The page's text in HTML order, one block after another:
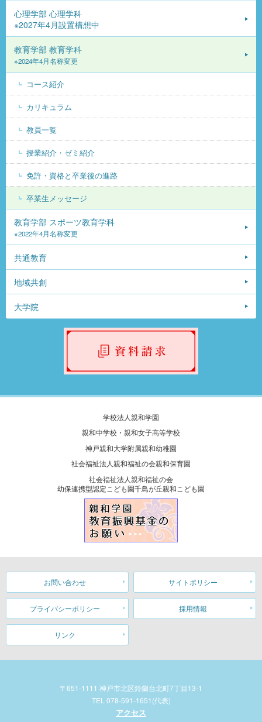
心理学部 心理学科
※2027年4月設置構想中
教育学部 教育学科
※2024年4月名称変更
コース紹介
カリキュラム
教員一覧
授業紹介・ゼミ紹介
免許・資格と卒業後の進路
卒業生メッセージ
教育学部 スポーツ教育学科
※2022年4月名称変更
共通教育
地域共創
大学院
学校法人親和学園
親和中学校・親和女子高等学校
神戸親和大学附属親和幼稚園
社会福祉法人親和福祉の会親和保育園
社会福祉法人親和福祉の会
幼保連携型認定こども園千鳥が丘親和こども園
お問い合わせ サイトポリシー
プライバシーポリシー 採用情報
リンク
〒651-1111 神戸市北区鈴蘭台北町7丁目13-1
TEL 078-591-1651(代表)
アクセス